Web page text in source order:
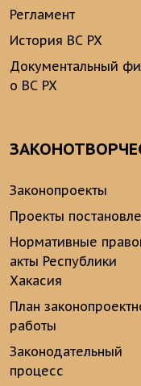
Регламент
История ВС РХ
Документальный
о ВС РХ
Законопроекты
Проекты
Нормативные
акты Республики
Хакасия
План
работы
Законодательный
процесс